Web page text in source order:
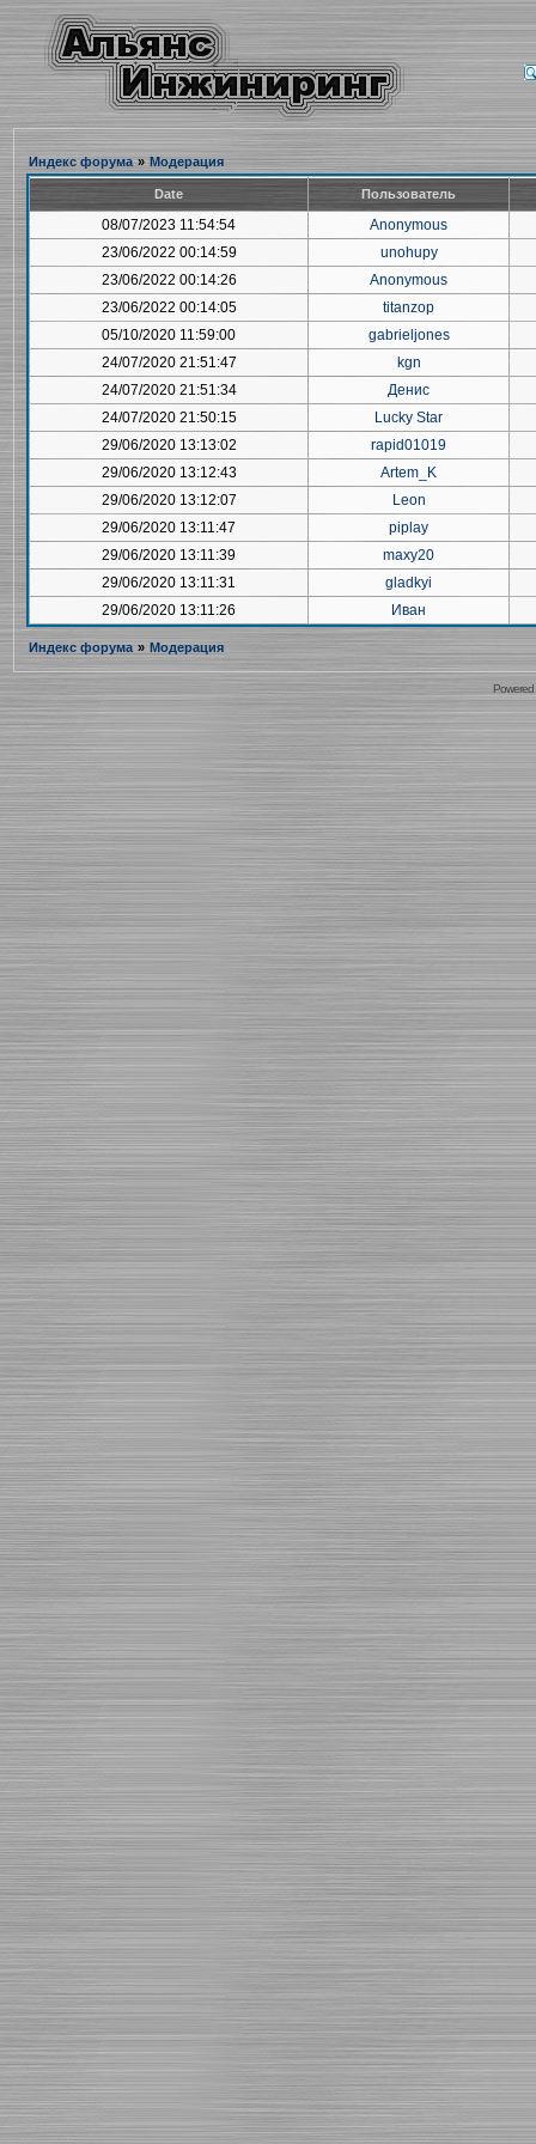
Индекс форума » Модерация
Date Пользователь
08/07/2023 11:54:54
Anonymous
23/06/2022 00:14:59
unohupy
23/06/2022 00:14:26
Anonymous
23/06/2022 00:14:05
titanzop
05/10/2020 11:59:00
gabrieljones
24/07/2020 21:51:47
kgn
24/07/2020 21:51:34
Денис
24/07/2020 21:50:15
Lucky Star
29/06/2020 13:13:02
rapid01019
29/06/2020 13:12:43
Artem_K
29/06/2020 13:12:07
Leon
29/06/2020 13:11:47
piplay
29/06/2020 13:11:39
maxy20
29/06/2020 13:11:31
gladkyi
29/06/2020 13:11:26
Иван
Индекс форума » Модерация